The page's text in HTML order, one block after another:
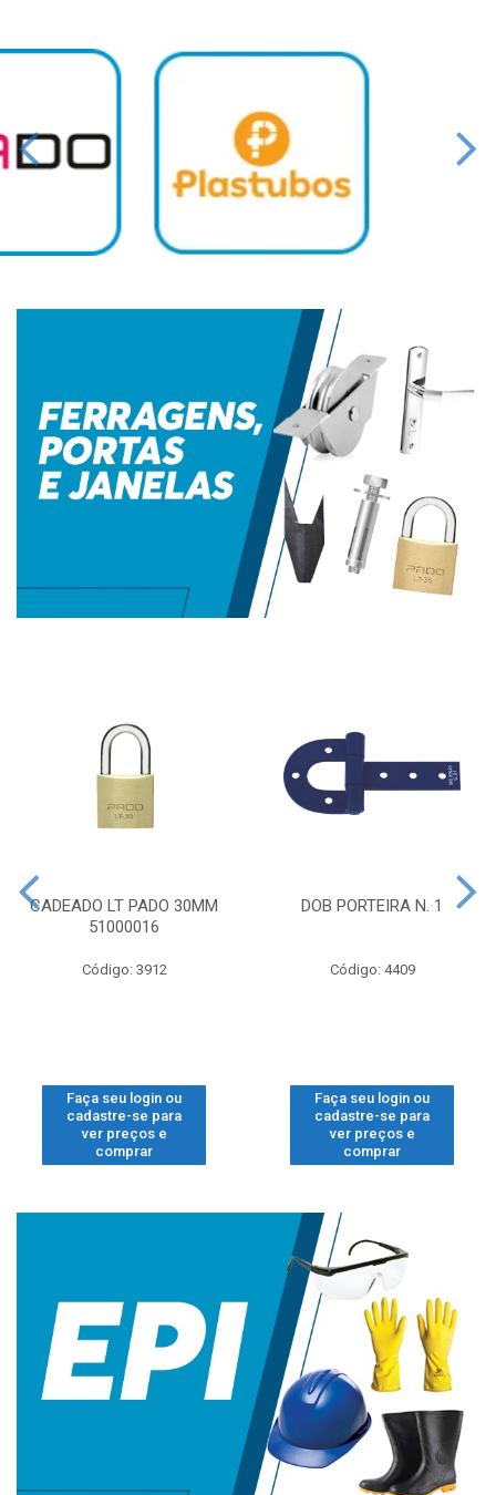
CADEADO LT PADO 30MM
51000016
Código: 3912
Faça seu login ou
cadastre-se para
ver preços e
comprar
DOB PORTEIRA N. 1
Código: 4409
Faça seu login ou
cadastre-se para
ver preços e
comprar